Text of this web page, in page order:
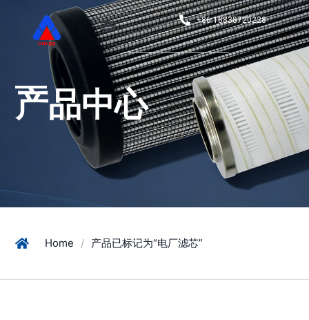
+86 18838720228
产品中心
Home / 产品已标记为“电厂滤芯”